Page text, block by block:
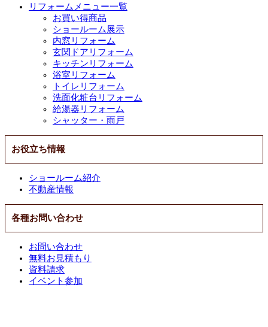
リフォームメニュー一覧
お買い得商品
ショールーム展示
内窓リフォーム
玄関ドアリフォーム
キッチンリフォーム
浴室リフォーム
トイレリフォーム
洗面化粧台リフォーム
給湯器リフォーム
シャッター・雨戸
お役立ち情報
ショールーム紹介
不動産情報
各種お問い合わせ
お問い合わせ
無料お見積もり
資料請求
イベント参加